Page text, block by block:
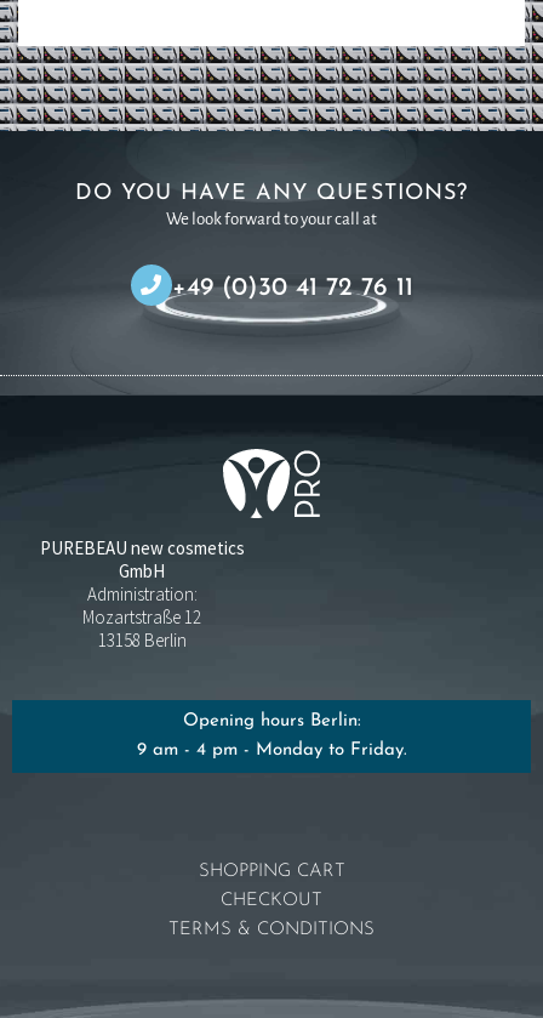
DO YOU HAVE ANY QUESTIONS?
We look forward to your call at
+49 (0)30 41 72 76 11
PUREBEAU new cosmetics
GmbH
Administration:
Mozartstraße 12
13158 Berlin
Opening hours Berlin:
9 am - 4 pm - Monday to Friday.
SHOPPING CART
CHECKOUT
TERMS & CONDITIONS